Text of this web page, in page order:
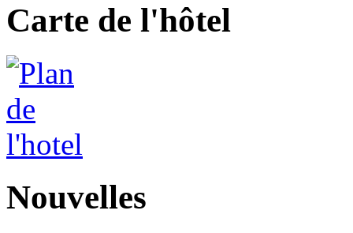
Carte de l'hôtel
Nouvelles